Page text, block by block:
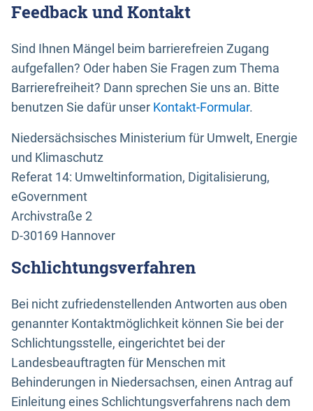
Feedback und Kontakt
Sind Ihnen Mängel beim barrierefreien Zugang
aufgefallen? Oder haben Sie Fragen zum Thema
Barrierefreiheit? Dann sprechen Sie uns an. Bitte
benutzen Sie dafür unser Kontakt-Formular.
Niedersächsisches Ministerium für Umwelt, Energie
und Klimaschutz
Referat 14: Umweltinformation, Digitalisierung,
eGovernment
Archivstraße 2
D-30169 Hannover
Schlichtungsverfahren
Bei nicht zufriedenstellenden Antworten aus oben
genannter Kontaktmöglichkeit können Sie bei der
Schlichtungsstelle, eingerichtet bei der
Landesbeauftragten für Menschen mit
Behinderungen in Niedersachsen, einen Antrag auf
Einleitung eines Schlichtungsverfahrens nach dem